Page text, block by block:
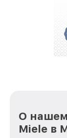
О
Miele в